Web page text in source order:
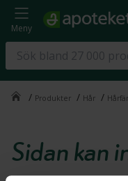
Meny
/ Produkter / Hår /
Sidan kan